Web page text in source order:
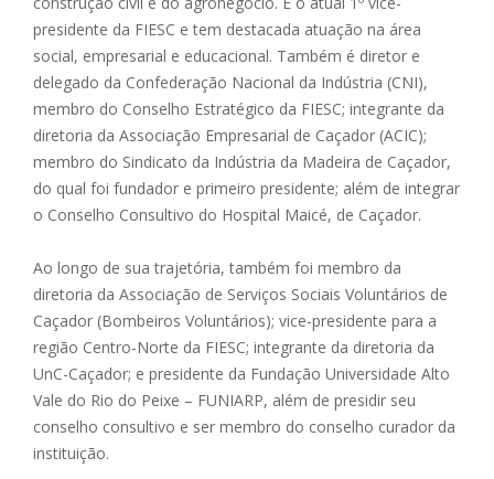
presidente da FIESC e tem destacada atuação na área
social, empresarial e educacional. Também é diretor e
delegado da Confederação Nacional da Indústria (CNI),
membro do Conselho Estratégico da FIESC; integrante da
diretoria da Associação Empresarial de Caçador (ACIC);
membro do Sindicato da Indústria da Madeira de Caçador,
do qual foi fundador e primeiro presidente; além de integrar
o Conselho Consultivo do Hospital Maicé, de Caçador.
Ao longo de sua trajetória, também foi membro da
diretoria da Associação de Serviços Sociais Voluntários de
Caçador (Bombeiros Voluntários); vice-presidente para a
região Centro-Norte da FIESC; integrante da diretoria da
UnC-Caçador; e presidente da Fundação Universidade Alto
Vale do Rio do Peixe – FUNIARP, além de presidir seu
conselho consultivo e ser membro do conselho curador da
instituição.